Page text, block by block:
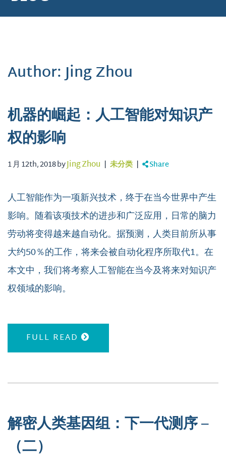
Author: Jing Zhou
机器的崛起：人工智能对知识产
权的影响
1 月 12th, 2018 byJing Zhou | 未分类 | Share
人工智能作为一项新兴技术，终于在当今世界中产生
影响。随着该项技术的进步和广泛应用，日常的脑力
劳动将变得越来越自动化。据预测，人类目前所从事
大约50％的工作，将来会被自动化程序所取代1。在
本文中，我们将考察人工智能在当今及将来对知识产
权领域的影响。
FULL READ
解密人类基因组：下一代测序 –
（二）